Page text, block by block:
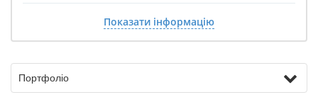
Показати інформацію
Портфоліо